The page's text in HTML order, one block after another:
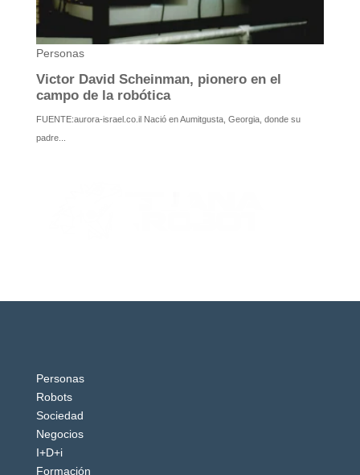
Personas
Robots
Sociedad
Negocios
I+D+i
Formación